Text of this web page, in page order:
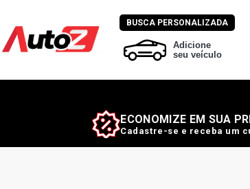
BUSCA PERSONALIZADA
Adicione
seu veículo
ECONOMIZE EM SUA
Cadastre-se e receba um